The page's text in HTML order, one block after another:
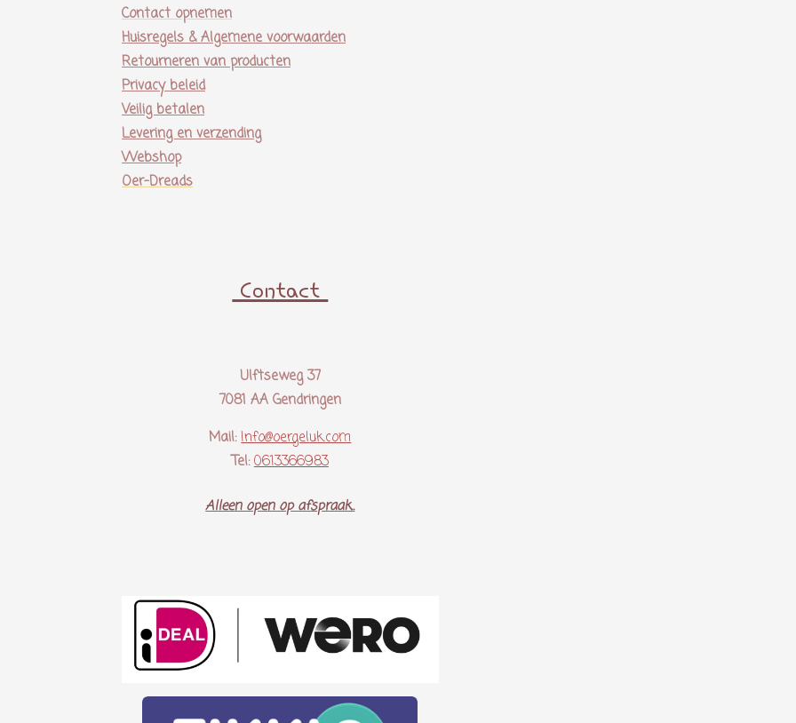
Contact opnemen
Huisregels & Algemene voorwaarden
Retourneren van producten
Privacy beleid
Veilig betalen
Levering en verzending
Webshop
Oer-Dreads
Contact
Ulftseweg 37
7081 AA Gendringen
Mail: Info@oergeluk.com
Tel: 0613366983
Alleen open op afspraak..